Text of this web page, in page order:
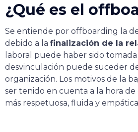
¿Qué es el
Se entiende por offboarding la
debido a la finalización de la
laboral puede haber sido
desvinculación puede suceder
organización. Los motivos de la
ser tenido en cuenta a la hora
más respetuosa, fluida y